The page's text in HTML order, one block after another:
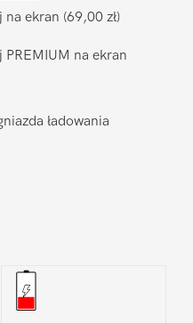
na ekran (69,00 zł)
na ekran
ładowania